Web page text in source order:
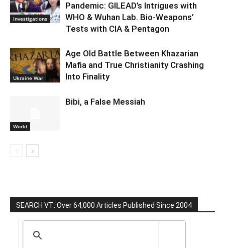
Investigations
Pandemic: GILEAD’s Intrigues with
WHO & Wuhan Lab. Bio-Weapons’
Tests with CIA & Pentagon
Ukraine War
Age Old Battle Between Khazarian
Mafia and True Christianity Crashing
Into Finality
World
Bibi, a False Messiah
SEARCH VT: Over 64,000 Articles Published Since 2004